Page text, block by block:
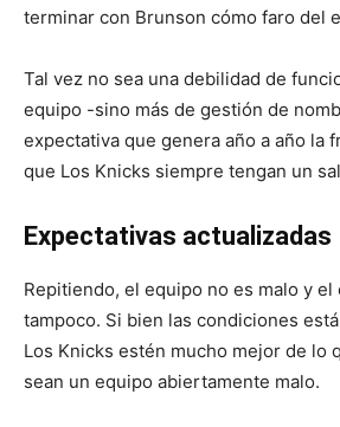
terminar con Brunson cómo faro del
Tal vez no sea una debilidad de
equipo -sino más de gestión de
expectativa que genera año a año la
que Los Knicks siempre tengan un
Expectativas actualizadas
Repitiendo, el equipo no es malo y
tampoco. Si bien las condiciones
Los Knicks estén mucho mejor de lo
sean un equipo abiertamente malo.